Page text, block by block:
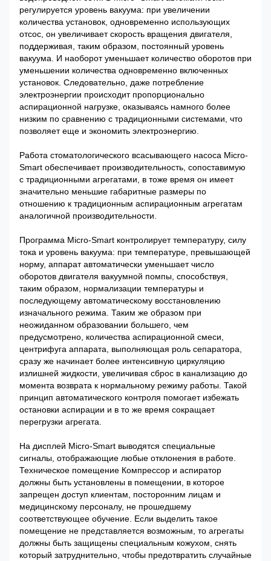
регулируется уровень вакуума: при увеличении
количества установок, одновременно использующих
отсос, он увеличивает скорость вращения двигателя,
поддерживая, таким образом, постоянный уровень
вакуума. И наоборот уменьшает количество оборотов при
уменьшении количества одновременно включенных
установок. Следовательно, даже потребление
электроэнергии происходит пропорционально
аспирационной нагрузке, оказываясь намного более
низким по сравнению с традиционными системами, что
позволяет еще и экономить электроэнергию.
Работа стоматологического всасывающего насоса Micro-
Smart обеспечивает производительность, сопоставимую
с традиционными агрегатами, в тоже время он имеет
значительно меньшие габаритные размеры по
отношению к традиционным аспирационным агрегатам
аналогичной производительности.
Программа Micro-Smart контролирует температуру, силу
тока и уровень вакуума: при температуре, превышающей
норму, аппарат автоматически уменьшает число
оборотов двигателя вакуумной помпы, способствуя,
таким образом, нормализации температуры и
последующему автоматическому восстановлению
изначального режима. Таким же образом при
неожиданном образовании большего, чем
предусмотрено, количества аспирационной смеси,
центрифуга аппарата, выполняющая роль сепаратора,
сразу же начинает более интенсивную циркуляцию
излишней жидкости, увеличивая сброс в канализацию до
момента возврата к нормальному режиму работы. Такой
принцип автоматического контроля помогает избежать
остановки аспирации и в то же время сокращает
перегрузки агрегата.
На дисплей Micro-Smart выводятся специальные
сигналы, отображающие любые отклонения в работе.
Техническое помещение Компрессор и аспиратор
должны быть установлены в помещении, в которое
запрещен доступ клиентам, посторонним лицам и
медицинскому персоналу, не прошедшему
соответствующее обучение. Если выделить такое
помещение не представляется возможным, то агрегаты
должны быть защищены специальным кожухом, снять
который затруднительно, чтобы предотвратить случайные